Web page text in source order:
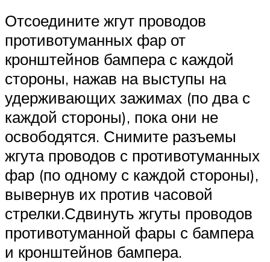
Отсоедините жгут проводов
противотуманных фар от
кронштейнов бампера с каждой
стороны, нажав на выступы на
удерживающих зажимах (по два с
каждой стороны), пока они не
освободятся. Снимите разъемы
жгута проводов с противотуманных
фар (по одному с каждой стороны),
вывернув их против часовой
стрелки.Сдвинуть жгуты проводов
противотуманной фары с бампера
и кронштейнов бампера.